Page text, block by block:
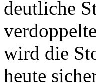
deutliche
wird die
heute